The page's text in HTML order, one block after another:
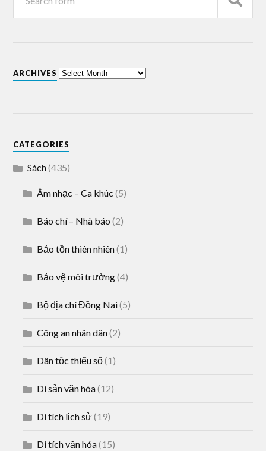
ARCHIVES
CATEGORIES
Sách(435)
Âm nhạc – Ca khúc (5)
Báo chí – Nhà báo (2)
Bảo tồn thiên nhiên(1)
Bảo vệ môi trường(4)
Bộ địa chí Đồng Nai(5)
Công an nhân dân(2)
Dân tộc thiểu số(1)
Di sản văn hóa(12)
Di tích lịch sử(19)
Di tích văn hóa(15)